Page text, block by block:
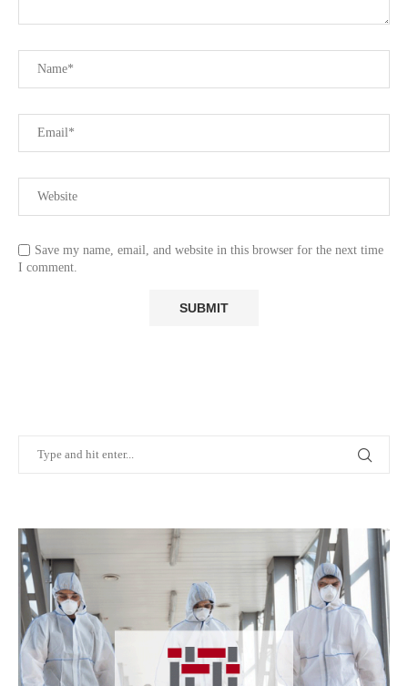
Save my name, email, and website in this browser for the next time
I comment.